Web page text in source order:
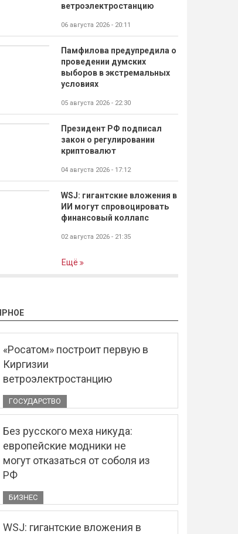
ветроэлектростанцию
06 августа 2026 - 20:11
Памфилова предупредила о
проведении думских
выборов в экстремальных
условиях
05 августа 2026 - 22:30
Президент РФ подписал
закон о регулировании
криптовалют
04 августа 2026 - 17:12
WSJ: гигантские вложения в
ИИ могут спровоцировать
финансовый коллапс
02 августа 2026 - 21:35
Ещё
«Росатом» построит первую в
Киргизии
ветроэлектростанцию
ГОСУДАРСТВО
Без русского меха никуда:
европейские модники не
могут отказаться от соболя из
РФ
БИЗНЕС
WSJ: гигантские вложения в